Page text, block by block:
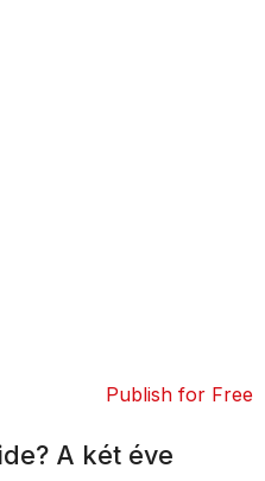
Publish for Free
A két éve